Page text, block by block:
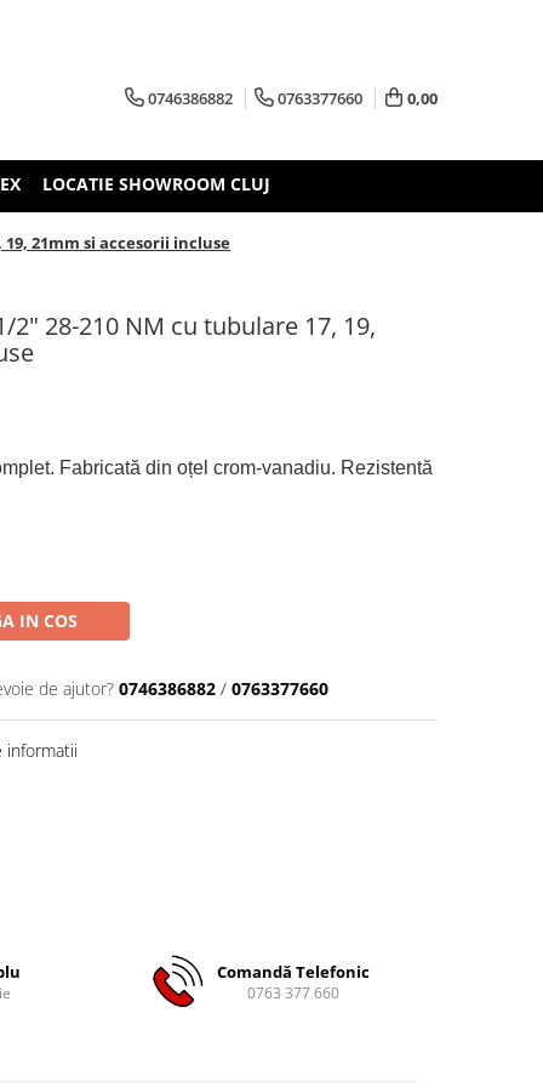
0746386882 0763377660 0,00
LOCATIE SHOWROOM CLUJ
21mm si accesorii incluse
28-210 NM cu tubulare 17, 19,
Fabricată din oțel crom-vanadiu. Rezistentă
IN COS
de ajutor? 0746386882 / 0763377660
informatii
Comandă Telefonic
0763 377 660